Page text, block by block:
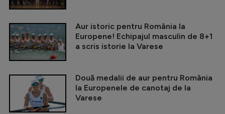
Aur istoric pentru România la
Europene! Echipajul masculin de 8+1
a scris istorie la Varese
Două medalii de aur pentru România
la Europenele de canotaj de la
Varese